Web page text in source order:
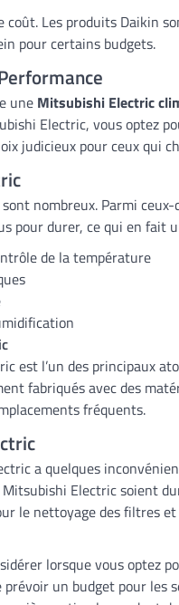
Les produits Daikin
pour certains budgets.
une Mitsubishi Electric
Electric, vous optez
judicieux pour ceux qui
sont nombreux. Parmi
pour durer, ce qui en fait
de la température
est l’un des principaux
fabriqués avec des
fréquents.
a quelques
Electric soient
le nettoyage des filtres
lorsque vous optez
un budget pour